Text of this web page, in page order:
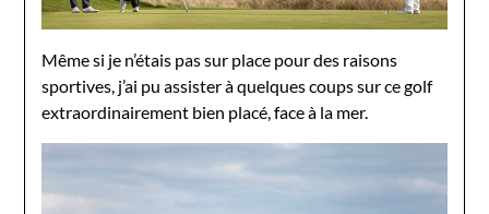
Même si je n’étais pas sur place pour des raisons
sportives, j’ai pu assister à quelques coups sur ce golf
extraordinairement bien placé, face à la mer.